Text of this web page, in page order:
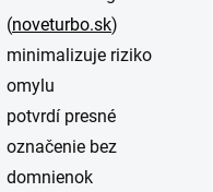
(noveturbo.sk)
minimalizuje riziko
omylu
potvrdí presné
označenie bez
domnienok